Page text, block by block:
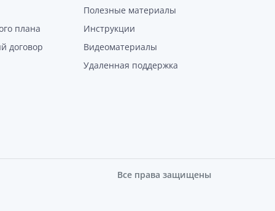
плана
договор
Полезные материалы
Инструкции
Видеоматериалы
Удаленная поддержка
Все права защищены